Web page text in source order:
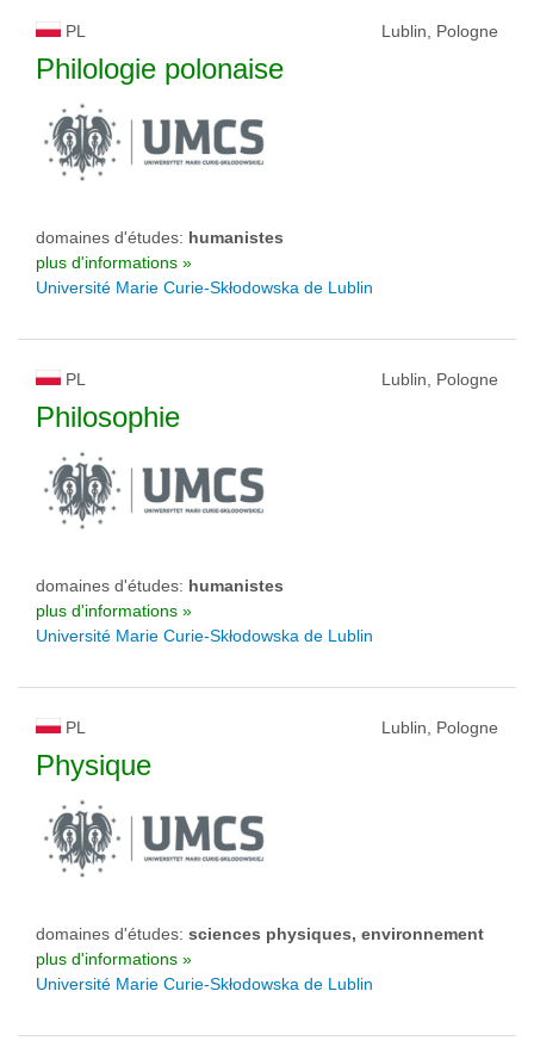
PL Lublin, Pologne
Philologie polonaise
domaines d'études: humanistes
plus d'informations »
Université Marie Curie-Skłodowska de Lublin
PL Lublin, Pologne
Philosophie
domaines d'études: humanistes
plus d'informations »
Université Marie Curie-Skłodowska de Lublin
PL Lublin, Pologne
Physique
domaines d'études: sciences physiques, environnement
plus d'informations »
Université Marie Curie-Skłodowska de Lublin